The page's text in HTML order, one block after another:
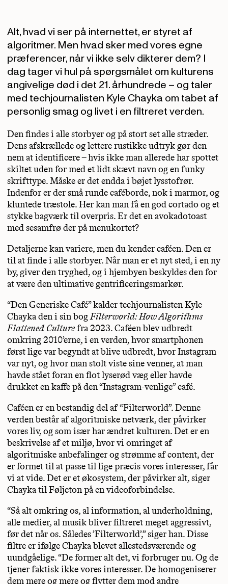
Alt, hvad vi ser på internettet, er styret af
algoritmer. Men hvad sker med vores egne
præferencer, når vi ikke selv dikterer dem? I
dag tager vi hul på spørgsmålet om kulturens
angivelige død i det 21. århundrede – og taler
med techjournalisten Kyle Chayka om tabet af
personlig smag og livet i en filtreret verden.
Den findes i alle storbyer og på stort set alle stræder.
Dens afskrællede og lettere rustikke udtryk gør den
nem at identificere – hvis ikke man allerede har spottet
skiltet uden for med et lidt skævt navn og en funky
skrifttype. Måske er det endda i bøjet lysstofrør.
Indenfor er der små runde caféborde, nok i marmor, og
kluntede træstole. Her kan man få en god cortado og et
stykke bagværk til overpris. Er det en avokadotoast
med sesamfrø der på menukortet?
Detaljerne kan variere, men du kender caféen. Den er
til at finde i alle storbyer. Når man er et nyt sted, i en ny
by, giver den tryghed, og i hjembyen beskyldes den for
at være den ultimative gentrificeringsmarkør.
“Den Generiske Café” kalder techjournalisten Kyle
Chayka den i sin bogFilterworld: How Algorithms
Flattened Culturefra 2023. Caféen blev udbredt
omkring 2010’erne, i en verden, hvor smartphonen
først lige var begyndt at blive udbredt, hvor Instagram
var nyt, og hvor man stolt viste sine venner, at man
havde stået foran en flot lyserød væg eller havde
drukket en kaffe på den “Instagram-venlige” café.
Caféen er en bestandig del af “Filterworld”. Denne
verden består af algoritmiske netværk, der påvirker
vores liv, og som især har ændret kulturen. Det er en
beskrivelse af et miljø, hvor vi omringet af
algoritmiske anbefalinger og strømme af content, der
er formet til at passe til lige præcis vores interesser, får
vi at vide. Det er et økosystem, der påvirker alt, siger
Chayka til Føljeton på en videoforbindelse.
“Så alt omkring os, al information, al underholdning,
alle medier, al musik bliver filtreret meget aggressivt,
før det når os. Således ’Filterworld’,” siger han. Disse
filtre er ifølge Chayka blevet allestedsværende og
uundgåelige. “De former alt det, vi forbruger nu. Og de
tjener faktisk ikke vores interesser. De homogeniserer
dem mere og mere og flytter dem mod andre